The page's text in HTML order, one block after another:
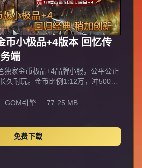
币小极品+4版本 回忆传
端
独家金币极品+4品牌小服，公平公正
久耐玩。金币比例1:12万，冲500送
1888w，装备含沃玛、祖玛、赤月、
纯靠人品，充钱不影响平衡；②一键
备小极品多，+3+4价值高，散人
召唤多多，42花吻蜘蛛，44勇士，
GOM引擎
77.25 MB
免费下载